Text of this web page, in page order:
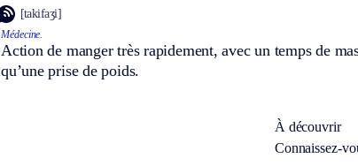
[takifaʒi]
Médecine.
Action de manger très rapidement, avec un temps de
qu’une prise de poids.
À découvrir
Connaissez-